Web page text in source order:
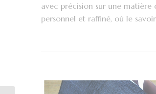
avec précision sur une matière
personnel et raffiné, où le